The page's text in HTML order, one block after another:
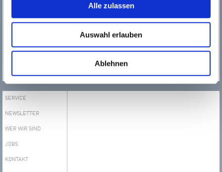
Alle zulassen
Auswahl erlauben
Ablehnen
kultur123@
kultur123ruesselsheim.de
Das gesamte T​​​​​​​eam von
Kultur123 Stadt Rüsselsheim
MEHR
SERVICE
NEWSLETTER
WER WIR SIND
JOBS
KONTAKT